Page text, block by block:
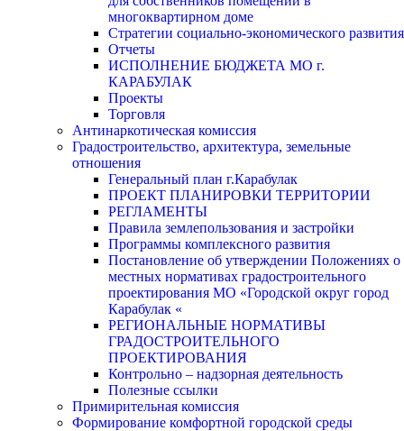
многоквартирном доме
Стратегии социально-экономического развития
Отчеты
ИСПОЛНЕНИЕ БЮДЖЕТА МО г.
КАРАБУЛАК
Проекты
Торговля
Антинаркотическая комиссия
Градостроительство, архитектура, земельные
отношения
Генеральный план г.Карабулак
ПРОЕКТ ПЛАНИРОВКИ ТЕРРИТОРИИ
РЕГЛАМЕНТЫ
Правила землепользования и застройки
Программы комплексного развития
Постановление об утверждении Положениях о
местных нормативах градостроительного
проектирования МО «Городской округ город
Карабулак «
РЕГИОНАЛЬНЫЕ НОРМАТИВЫ
ГРАДОСТРОИТЕЛЬНОГО
ПРОЕКТИРОВАНИЯ
Контрольно – надзорная деятельность
Полезные ссылки
Примирительная комиссия
Формирование комфортной городской среды